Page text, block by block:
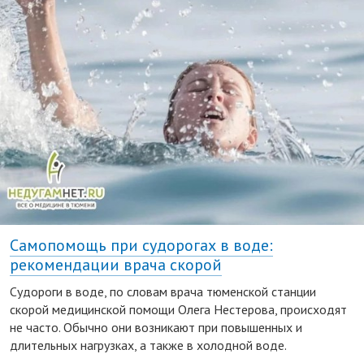
Самопомощь при судорогах в воде:
рекомендации врача скорой
Судороги в воде, по словам врача тюменской станции
скорой медицинской помощи Олега Нестерова, происходят
не часто. Обычно они возникают при повышенных и
длительных нагрузках, а также в холодной воде.